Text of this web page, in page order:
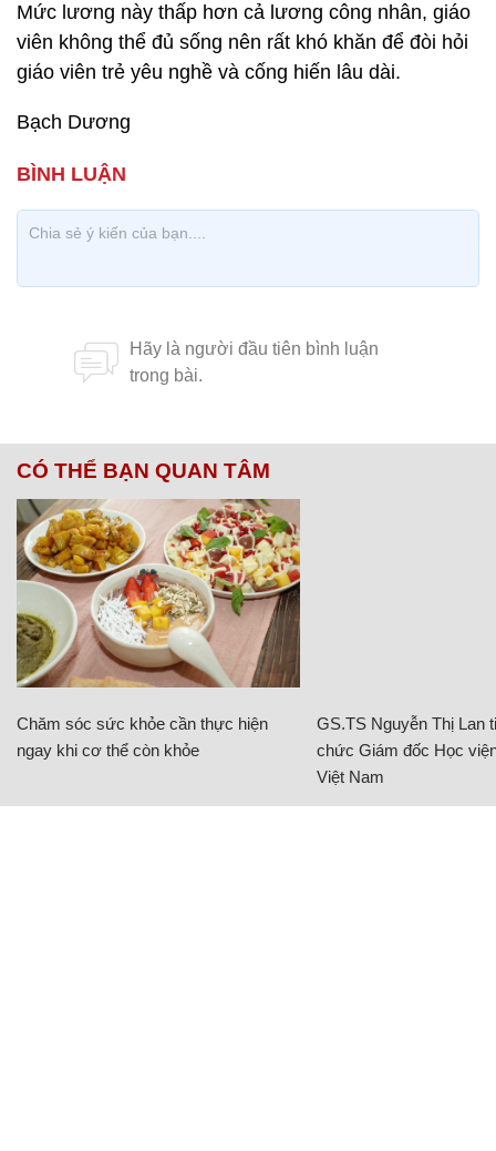
Mức lương này thấp hơn cả lương công nhân, giáo
viên không thể đủ sống nên rất khó khăn để đòi hỏi
giáo viên trẻ yêu nghề và cống hiến lâu dài.
Bạch Dương
CÓ THỂ BẠN QUAN TÂM
Chăm sóc sức khỏe cần thực hiện
ngay khi cơ thể còn khỏe
GS.TS Nguyễn Thị Lan
chức Giám đốc Học
Việt Nam